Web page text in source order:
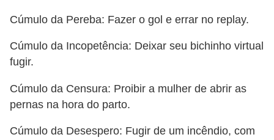
Cúmulo da Pereba: Fazer o gol e errar no replay.
Cúmulo da Incopetência: Deixar seu bichinho virtual
fugir.
Cúmulo da Censura: Proibir a mulher de abrir as
pernas na hora do parto.
Cúmulo da Desespero: Fugir de um incêndio, com